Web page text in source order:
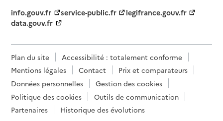
info.gouv.fr
service-public.fr
legifrance.gouv.fr
data.gouv.fr
Plan du site
Accessibilité : totalement conforme
Mentions légales
Contact
Prix et comparateurs
Données personnelles
Gestion des cookies
Politique des cookies
Outils de communication
Partenaires
Historique des évolutions